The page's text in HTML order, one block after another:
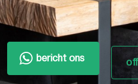
bericht ons